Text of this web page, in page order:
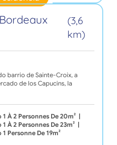
(3,6
km)
barrio de Sainte-Croix, a
de los Capucins, la
1 À 2 Personnes De 20m² |
1 À 2 Personnes De 23m² |
1 Personne De 19m²